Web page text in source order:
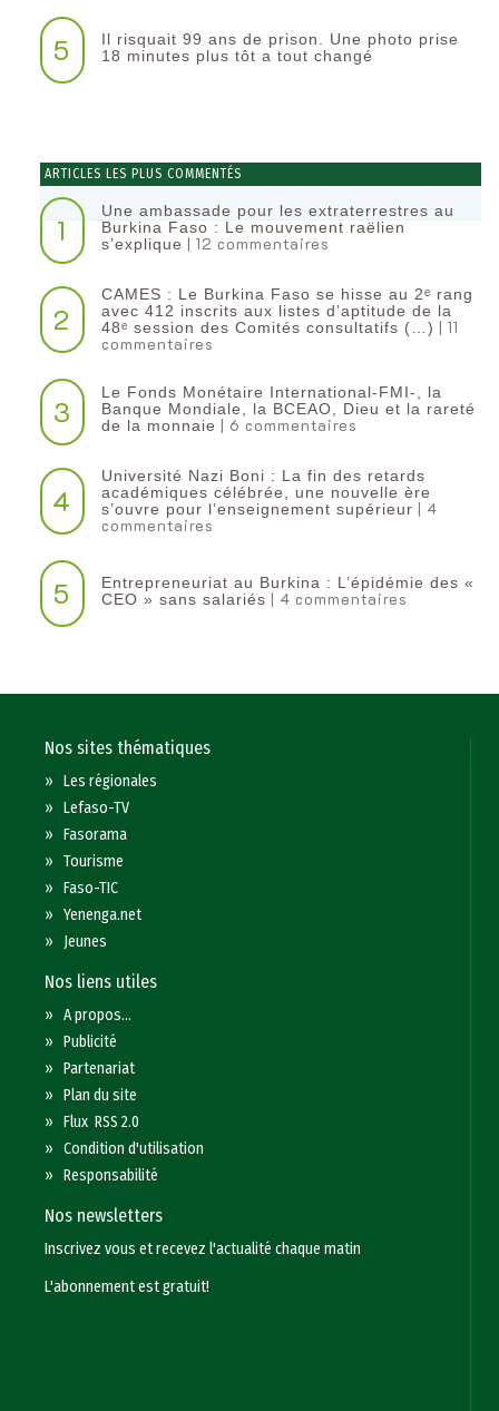
5
Il risquait 99 ans de prison. Une photo prise
18 minutes plus tôt a tout changé
ARTICLES LES PLUS COMMENTÉS
1
Une ambassade pour les extraterrestres au
Burkina Faso : Le mouvement raëlien
s’explique
| 12 commentaires
2
CAMES : Le Burkina Faso se hisse au 2ᵉ rang
avec 412 inscrits aux listes d’aptitude de la
48ᵉ session des Comités consultatifs (…)
| 11
commentaires
3
Le Fonds Monétaire International-FMI-, la
Banque Mondiale, la BCEAO, Dieu et la rareté
de la monnaie
| 6 commentaires
4
Université Nazi Boni : La fin des retards
académiques célébrée, une nouvelle ère
s’ouvre pour l’enseignement supérieur | 4
commentaires
5
Entrepreneuriat au Burkina : L’épidémie des «
CEO » sans salariés | 4 commentaires
Nos sites thématiques
»Les régionales
»Lefaso-TV
»Fasorama
»Tourisme
»Faso-TIC
»Yenenga.net
» Jeunes
Nos liens utiles
»A propos...
»Publicité
»Partenariat
»Plan du site
»Flux RSS 2.0
»Condition d'utilisation
»Responsabilité
Nos newsletters
Inscrivez vous et recevez l'actualité chaque matin
L'abonnement est gratuit!